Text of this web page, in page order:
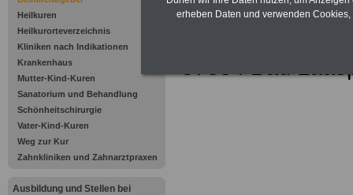
Heilkuren
Heilkurorteverzeichnis
Kliniken nach Indikationen
Krankenhaus
Mutter-Kind-Kuren
Sanatorium und Behandlung
Schönheitschirurgie
Vater-Kind-Kuren
Weg zur Kur
Zahnkliniken und Zahnarztpraxen
Ausbildung und Stellen bei
Klinik
erheben Daten und verwenden